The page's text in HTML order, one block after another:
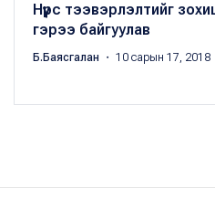
Нүүрс тээвэрлэлтийг
гэрээ байгуулав
Б.Баясгалан ・ 10 сарын 17, 2018